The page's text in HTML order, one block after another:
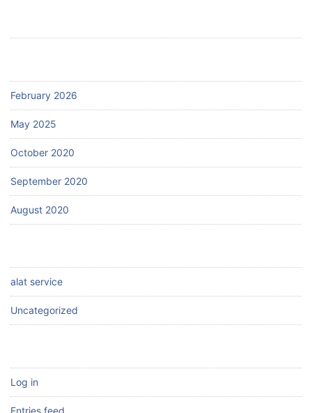
February 2026
May 2025
October 2020
September 2020
August 2020
alat service
Uncategorized
Log in